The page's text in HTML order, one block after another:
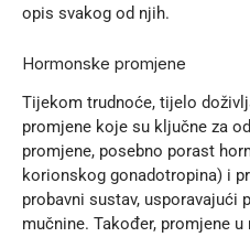
opis svakog od njih.
Hormonske promjene
Tijekom trudnoće, tijelo
promjene koje su ključne za
promjene, posebno porast
korionskog gonadotropina) i
probavni sustav, usporavajući
mučnine. Također, promjene